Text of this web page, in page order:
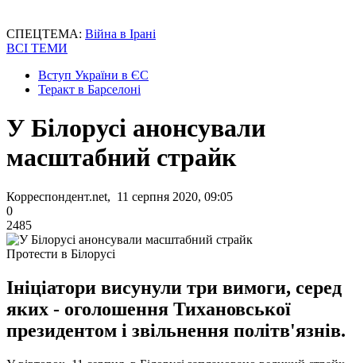
СПЕЦТЕМА: Війна в Ірані
ВСІ ТЕМИ
Вступ України в ЄС
Теракт в Барселоні
У Білорусі анонсували
масштабний страйк
Корреспондент.net, 11 серпня 2020, 09:05
0
2485
Протести в Білорусі
Ініціатори висунули три вимоги, серед
яких - оголошення Тихановської
президентом і звільнення політв'язнів.